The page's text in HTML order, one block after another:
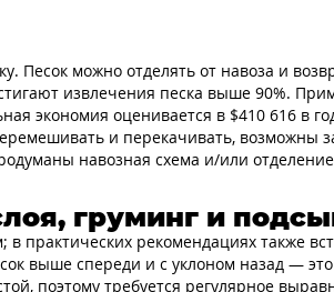
Песок можно отделять от навоза и
извлечения песка выше 90%.
экономия оценивается в $410 616 в
и перекачивать, возможны
навозная схема и/или
груминг и
практических рекомендациях также
выше спереди и с уклоном назад —
поэтому требуется регулярное